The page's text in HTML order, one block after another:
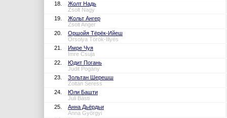
18.
Жолт Надь
Zsolt Nagy
19.
Жольт Ангер
Zsolt Anger
20.
Оршойя Тёрёк-Ийеш
Orsolya Török-Illyés
21.
Имре Чуя
Imre Csuja
22.
Юдит Погань
Judit Pogány
23.
Зольтан Шерешш
Zoltán Seress
24.
Юли Башти
Juli Básti
25.
Анна Дьёрдьи
Anna Györgyi